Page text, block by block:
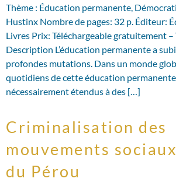
Thème : Éducation permanente,
Hustinx Nombre de pages: 32 p. Éditeur:
Livres Prix: Téléchargeable gratuitement
Description L’éducation permanente a
profondes mutations. Dans un monde
quotidiens de cette éducation
nécessairement étendus à des […]
Criminalisation des
mouvements
du Pérou